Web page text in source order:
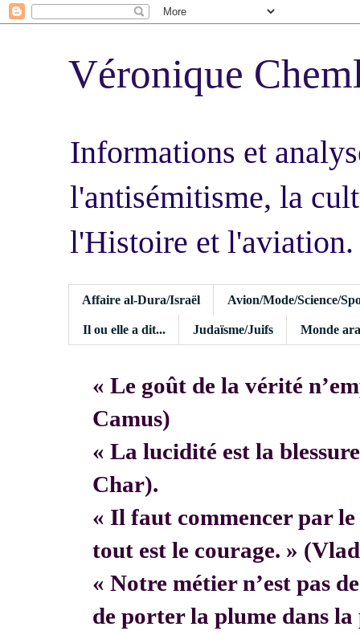
Véronique
Informations et
l'antisémitisme, la
l'Histoire et l'aviation.
Affaire al-Dura/Israël Avion/Mode/Science/
Il ou elle a dit... Judaïsme/Juifs Monde
« Le goût de la vérité
Camus)
« La lucidité est la
Char).
« Il faut commencer par le
tout est le courage. »
« Notre métier n’est pas
de porter la plume dans